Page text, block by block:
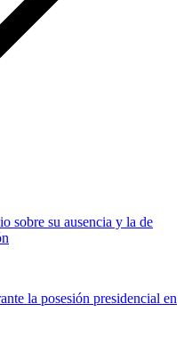
sobre su ausencia y la de
la posesión presidencial en